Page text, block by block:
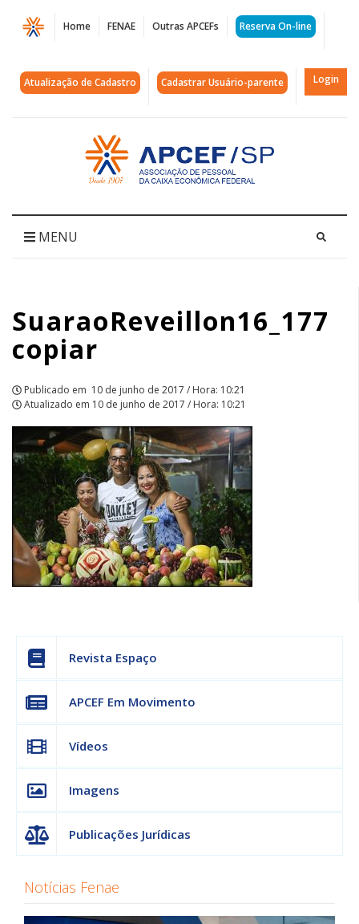
Página
SuaraoReveillon16_177
copiar
APCEF/SP
Home FENAE Outras APCEFs Reserva On-line
Atualização de Cadastro Cadastrar Usuário-parente Login
Acessar
página
inicial
MENU
SuaraoReveillon16_177
copiar
Publicado em 10 de junho de 2017 / Hora: 10:21
Atualizado em 10 de junho de 2017 / Hora: 10:21
Revista Espaço
APCEF Em Movimento
Vídeos
Imagens
Publicações Jurídicas
Notícias Fenae